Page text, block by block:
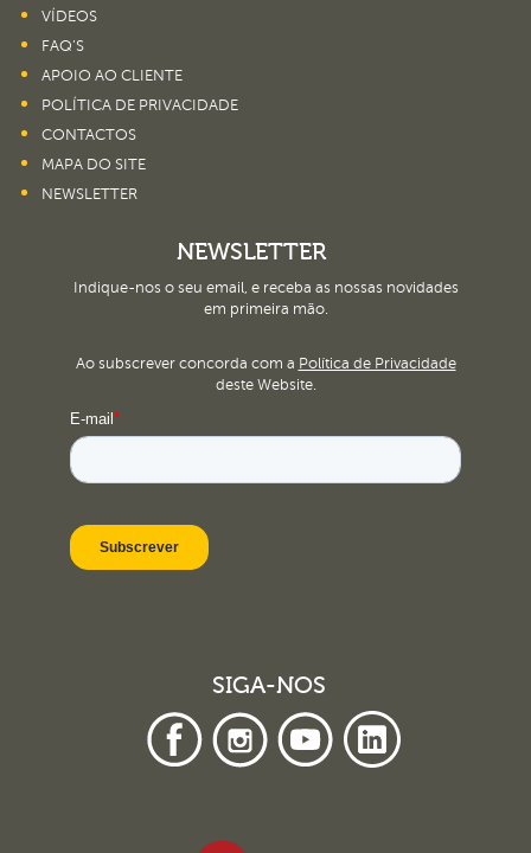
VÍDEOS
FAQ’S
APOIO AO CLIENTE
POLÍTICA DE PRIVACIDADE
CONTACTOS
MAPA DO SITE
NEWSLETTER
NEWSLETTER
Indique-nos o seu email, e receba as nossas novidades
em primeira mão.
Ao subscrever concorda com a Política de Privacidade
deste Website.
SIGA-NOS